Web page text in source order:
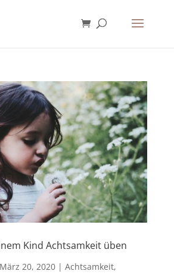
Kind Achtsamkeit üben
März 20, 2020| Achtsamkeit,